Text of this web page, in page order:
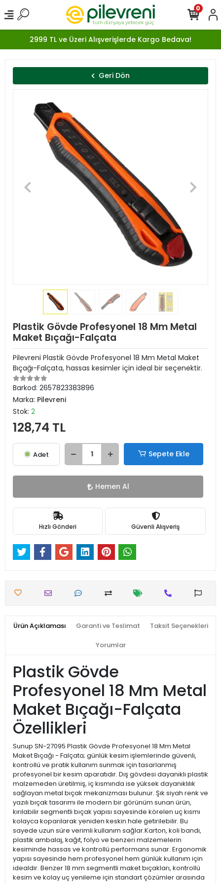
2999 TL ve Üzeri Alışverişlerde Kargo Bedava!
0
Geri Dön
Plastik Gövde Profesyonel 18 Mm Metal
Maket Bıçağı-Falçata
Pilevreni Plastik Gövde Profesyonel 18 Mm Metal Maket
Bıçağı-Falçata, hassas kesimler için ideal bir seçenektir.
Barkod: 2657823383896
Marka: Pilevreni
Stok: 2
128,74 TL
Adet Sepete Ekle
Hemen Al
Hızlı Gönderi Güvenli Alışveriş
Ürün Açıklaması Garanti ve Teslimat Taksit Seçenekleri
Yorumlar
Plastik Gövde
Profesyonel 18 Mm Metal
Maket Bıçağı-Falçata
Özellikleri
Sunup SN-27095 Plastik Gövde Profesyonel 18 Mm Metal
Maket Bıçağı - Falçata; günlük kesim işlemlerinde güvenli,
kontrollü ve pratik kullanım sunmak için tasarlanmış
profesyonel bir kesim aparatıdır. Dış gövdesi dayanıklı plastik
malzemeden üretilmiş, iç kısmında ise yüksek dayanıklılık
sağlayan metal bıçak mekanizması bulunur. Şık siyah renk ve
yazılı bıçak tasarımı ile modern bir görünüm sunan ürün,
kırılabilir segmentli bıçak yapısı sayesinde körelen uç kısmı
kolayca koparılarak yeniden keskin hale getirilebilir. Bu
sayede uzun süre verimli kullanım sağlar.Karton, koli bandı,
plastik ambalaj, kağıt, folyo ve benzeri malzemelerin
kesiminde hassas ve kontrollü performans sunar. Ergonomik
yapısı sayesinde hem profesyonel hem günlük kullanım için
idealdir. Benzer 18 mm segmentli maket bıçakları, kontrollü
kesim ve kolay uç yenileme için standart çözümler arasında